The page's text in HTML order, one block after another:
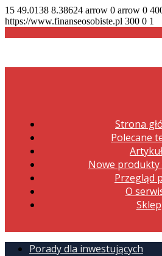
15 49.0138 8.38624 arrow 0 arrow 0
https://www.finanseosobiste.pl 300 0 1
Strona
Polecane
Nowe produkty
Przegląd
O
Sklep
Porady dla inwestujących